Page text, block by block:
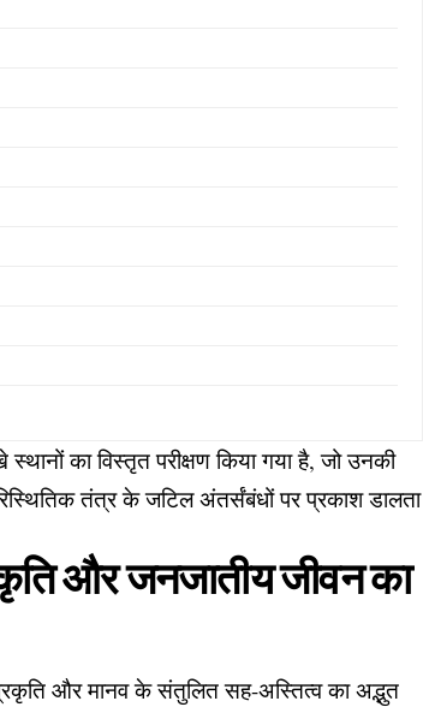
का विस्तृत परीक्षण किया गया है, जो उनकी
तंत्र के जटिल अंतर्संबंधों पर प्रकाश डालता
और जनजातीय जीवन का
और मानव के संतुलित सह-अस्तित्व का अद्भुत